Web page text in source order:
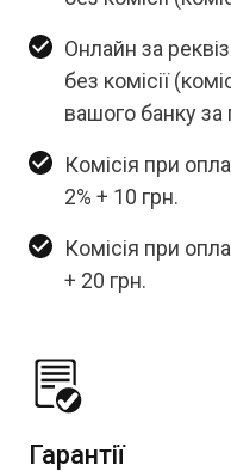
Онлайн за
без комісії
вашого банку
Комісія при
2% + 10 грн.
Комісія при
+ 20 грн.
Гарантії